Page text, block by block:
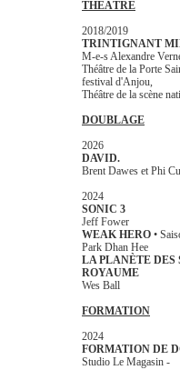
THÉÂTRE
2018/2019
TRINTIGNANT
M-e-s Alexandre
Théâtre de la Porte
festival d'Anjou,
Théâtre de la scène
DOUBLAGE
2026
DAVID.
Brent Dawes et Phi
2024
SONIC 3
Jeff Fower
WEAK HERO •
Park Dhan Hee
LA PLANÈTE DES
ROYAUME
Wes Ball
FORMATION
2024
FORMATION DE
Studio Le Magasin -